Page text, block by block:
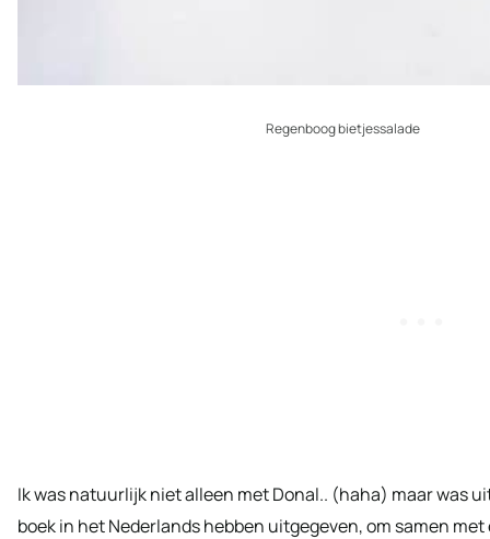
Regenboog bietjessalade
Ik was natuurlijk niet alleen met Donal.. (haha) maar was
boek in het Nederlands hebben uitgegeven, om samen